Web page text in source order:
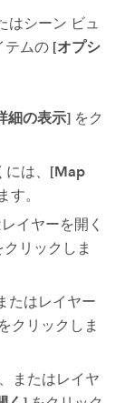
はシーン ビュ
テムの [オプシ
細の表示] をク
は、 [Map
す。
イヤーを開く
クリックしま
たはレイヤー
をクリックしま
またはレイヤ